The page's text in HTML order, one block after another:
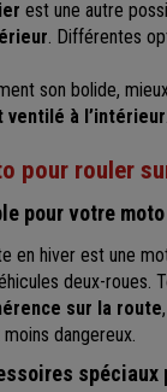
est une autre
. Différentes
son bolide,
à l’intérieur
pour rouler
pour votre moto
en hiver est une
deux-roues.
sur la route
dangereux.